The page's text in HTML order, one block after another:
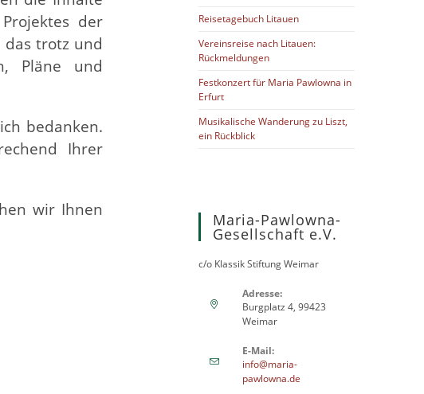
der
das trotz und
Pläne und
bedanken.
Ihrer
wir Ihnen
Reisetagebuch Litauen
Vereinsreise nach Litauen:
Rückmeldungen
Festkonzert für Maria Pawlowna in
Erfurt
Musikalische Wanderung zu Liszt,
ein Rückblick
Maria-Pawlowna-
Gesellschaft e.V.
c/o Klassik Stiftung Weimar
Adresse:
Burgplatz 4, 99423
Weimar
E-Mail:
info@maria-
pawlowna.de